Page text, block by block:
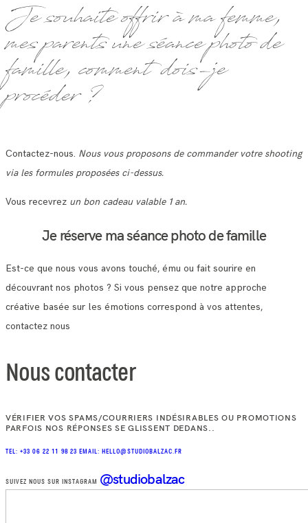
Je souhaite offrir à ma femme,
mes parents une séance photo de
famille, comment dois-je
procéder ?
Contactez-nous. Nous vous proposons de commander votre shooting
via les formules proposées ci-dessus.
Vous recevrez un bon cadeau valable 1 an.
Je réserve ma séance photo de famille
Est-ce que nous vous avons touché, ému ou fait sourire en
découvrant nos photos ? Si vous pensez que notre approche
créative basée sur les émotions correspond à vos attentes,
contactez nous
Nous contacter
VÉRIFIER VOS SPAMS/COURRIERS INDÉSIRABLES OU PROMOTIONS
PARFOIS NOS RÉPONSES SE GLISSENT DEDANS..
TEL: +33 06 22 11 98 23 EMAIL: HELLO@STUDIOBALZAC.FR
SUIVEZ NOUS SUR INSTAGRAM @studiobalzac